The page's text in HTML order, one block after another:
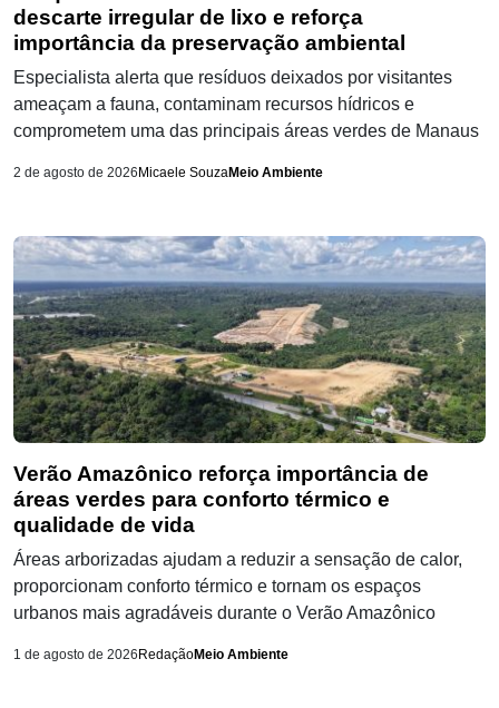
descarte irregular de lixo e reforça
importância da preservação ambiental
Especialista alerta que resíduos deixados por visitantes
ameaçam a fauna, contaminam recursos hídricos e
comprometem uma das principais áreas verdes de Manaus
2 de agosto de 2026 Micaele SouzaMeio Ambiente
Verão Amazônico reforça importância de
áreas verdes para conforto térmico e
qualidade de vida
Áreas arborizadas ajudam a reduzir a sensação de calor,
proporcionam conforto térmico e tornam os espaços
urbanos mais agradáveis durante o Verão Amazônico
1 de agosto de 2026 RedaçãoMeio Ambiente